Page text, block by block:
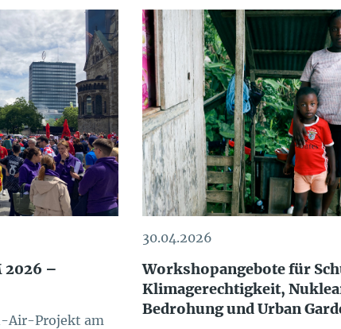
2026 –
Air-Projekt am
30.04.2026
Workshopangebote für
Klimagerechtigkeit,
Bedrohung und Urban